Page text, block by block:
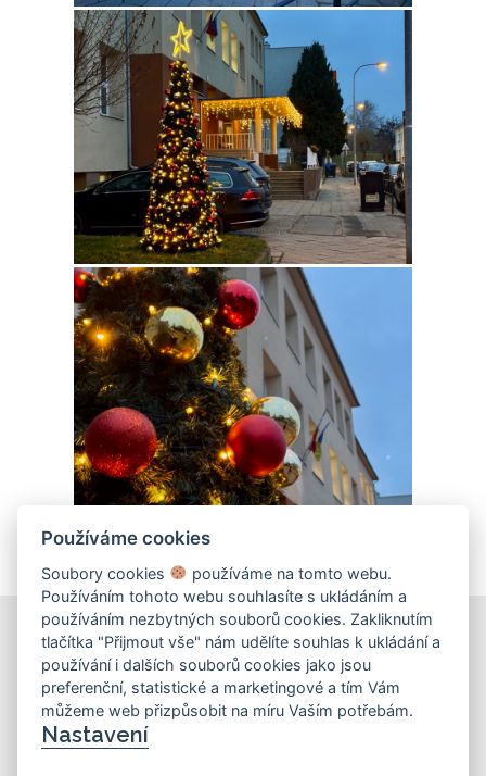
KONTAKT
Používáme cookies
Soubory cookies
používáme na tomto webu.
Používáním tohoto webu souhlasíte s ukládáním a
používáním nezbytných souborů cookies. Zakliknutím
tlačítka "Přijmout vše" nám udělíte souhlas k ukládání a
používání i dalších souborů cookies jako jsou
preferenční, statistické a marketingové a tím Vám
můžeme web přizpůsobit na míru Vaším potřebám.
Nastavení